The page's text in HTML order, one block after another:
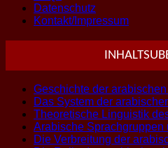
Datenschutz
Kontakt/Impressum
Geschichte der
Das System der
Theoretische Linguistik
Arabische Sprachgruppen
Die Verbreitung der